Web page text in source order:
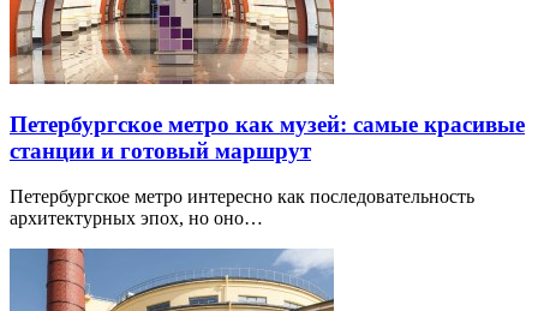
Петербургское метро как музей: самые красивые
станции и готовый маршрут
Петербургское метро интересно как последовательность
архитектурных эпох, но оно…